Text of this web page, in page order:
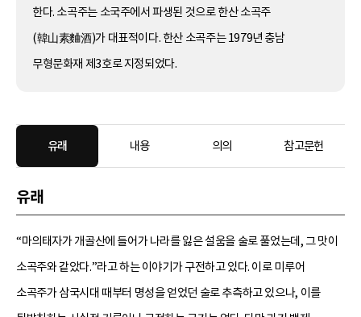
한다. 소곡주는 소국주에서 파생된 것으로 한산 소곡주
(韓山素麯酒)가 대표적이다. 한산 소곡주는 1979년 충남
무형문화재 제3호로 지정되었다.
유래 내용 의의 참고문헌
유래
“마의태자가 개골산에 들어가 나라를 잃은 설움을 술로 풀었는데, 그 맛이
소곡주와 같았다.”라고 하는 이야기가 구전하고 있다. 이로 미루어
소곡주가 삼국시대 때부터 명성을 얻었던 술로 추측하고 있으나, 이를